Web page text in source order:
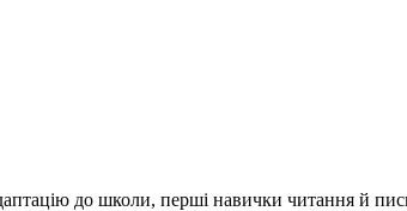
до школи, перші навички читання й